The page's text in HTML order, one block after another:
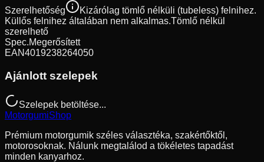
Szerelhetőség
Kizárólag tömlő nélküli (tubeless) felnihez.
Küllős felnihez általában nem alkalmas.Tömlő nélkül
szerelhető
Spec.Megerősített
EAN4019238264050
Ajánlott szelepek
Szelepek betöltése...
MotorgumiShop
Prémium motorgumik széles választéka, szakértőktől,
motorosoknak. Nálunk megtalálod a tökéletes tapadást
minden kanyarhoz.